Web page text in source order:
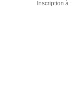
Inscription à :